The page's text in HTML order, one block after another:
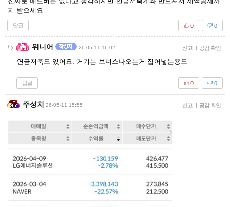
지 받으세요
답글 0
0
위니어 26-05-11 16:02 신고 | 공감 확인
연금저축도 있어요. 거기는 보너스나오는거 집어넣는용도
답글 0
0
주성치 26-05-11 15:55 신고 | 공감 확인